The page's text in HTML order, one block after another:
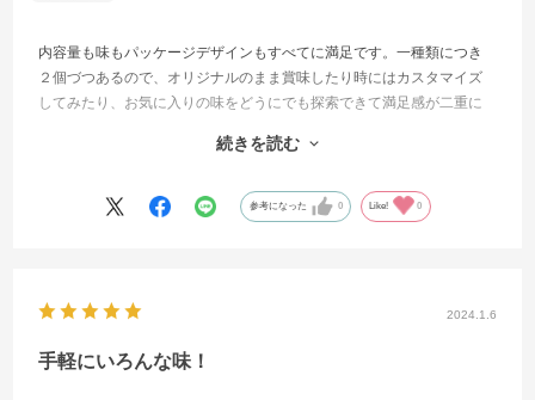
内容量も味もパッケージデザインもすべてに満足です。一種類につき
２個づつあるので、オリジナルのまま賞味したり時にはカスタマイズ
してみたり、お気に入りの味をどうにでも探索できて満足感が二重に
好きで家族全員ご飯党なので、こういう詰め合わせは個人的にですが
続きを読む
参考になった 0 Like! 0
2024.1.6
手軽にいろんな味！